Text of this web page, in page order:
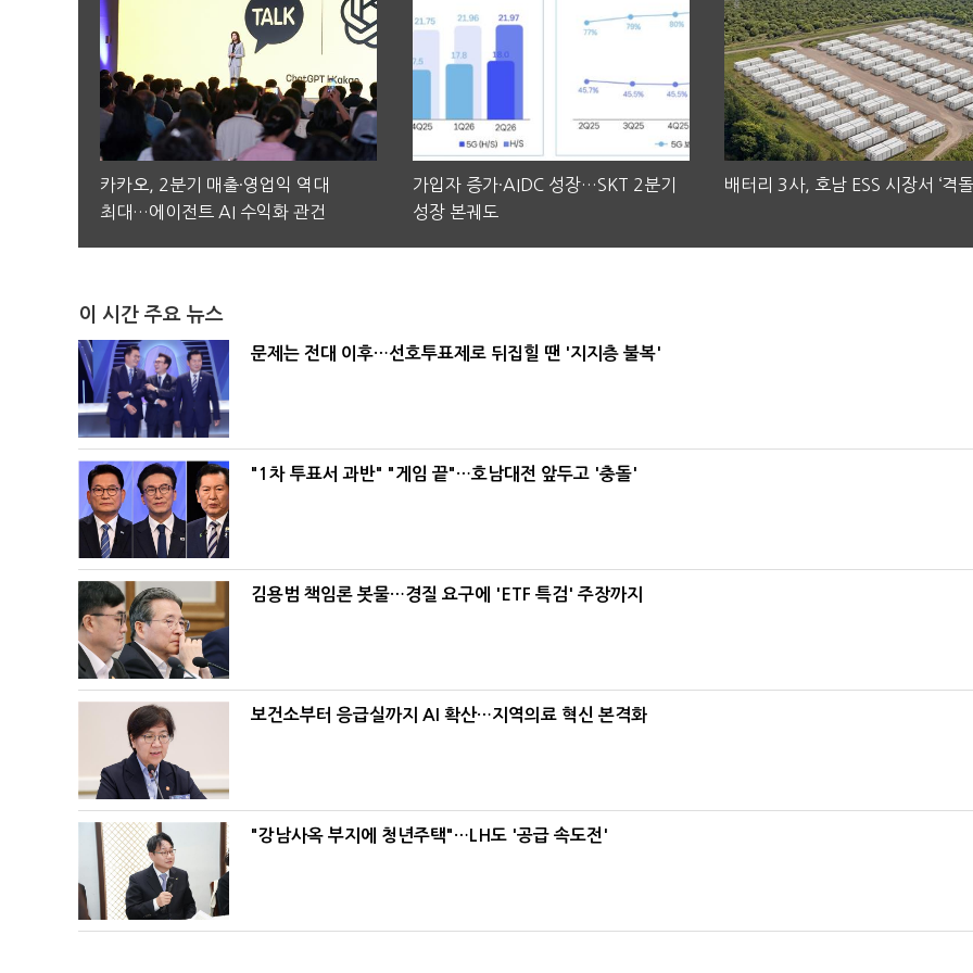
카카오, 2분기 매출·영업익 역대
최대…에이전트 AI 수익화 관건
가입자 증가·AIDC 성장…SKT 2분기
성장 본궤도
배터리 3사, 호남 ESS 시장서 ‘격돌
이 시간 주요 뉴스
문제는 전대 이후…선호투표제로 뒤집힐 땐 '지지층 불복'
"1차 투표서 과반" "게임 끝"…호남대전 앞두고 '충돌'
김용범 책임론 봇물…경질 요구에 'ETF 특검' 주장까지
보건소부터 응급실까지 AI 확산…지역의료 혁신 본격화
"강남사옥 부지에 청년주택"…LH도 '공급 속도전'